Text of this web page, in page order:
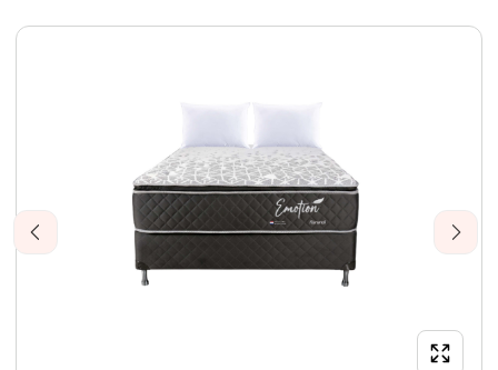
Previous Next